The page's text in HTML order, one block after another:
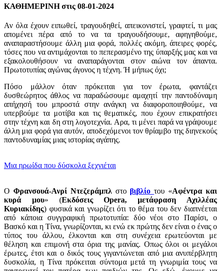
ΚΑΘΗΜΕΡΙΝΗ στις 08-01-2024
Αν όλα έχουν ειπωθεί, τραγουδηθεί, απεικονιστεί, γραφτεί, τι μας
απομένει πέρα από το να τα τραγουδήσουμε, αφηγηθούμε,
αναπαραστήσουμε άλλη μια φορά, πολλές ακόμη, άπειρες φορές,
τόσες που να αντιμάχονται το πεπερασμένο της ύπαρξής μας και να
εξακολουθήσουν να αναπαράγονται στον αιώνα τον άπαντα.
Πρωτοτυπίας αγώνας άγονος η τέχνη. Ή μήπως όχι;
Πόσο μάλλον όταν πρόκειται για τον έρωτα, φαντάζει
δυσθεώρητος άθλος να παραδώσουμε αμαχητί την παντοδύναμη
απήχησή του μπροστά στην ανάγκη να διαφοροποιηθούμε, να
υπερβούμε τα μοτίβα και τις θεματικές, που έχουν επικρατήσει
στην τέχνη και δη στη λογοτεχνία. Aρα, τι μένει παρά να γράψουμε
άλλη μια φορά για αυτόν, αποδεχόμενοι τον θρίαμβο της διηνεκούς
παντοδυναμίας μιας ιστορίας αγάπης.
Μια ηρωίδα που δύσκολα ξεχνιέται
Ο Φρανσουά-Ανρί Ντεζεράμπλ στοβιβλίοτου «Αφέντρα και
κυρά μου» (Εκδόσεις Opera, μετάφραση Αχιλλέας
Κυριακίδης) φυσικά και γνωρίζει ότι το θέμα του δεν διαπνέεται
από κάποια συγγραφική πρωτοτυπία: δύο νέοι στο Παρίσι, ο
Βασκό και η Τίνα, γνωρίζονται, κι ενώ εκ πρώτης δεν είναι ο ένας ο
τύπος του άλλου, έλκονται και στη συνέχεια ερωτεύονται με
θέληση και επιμονή στα όρια της μανίας. Οπως όλοι οι μεγάλοι
έρωτες, έτσι και ο δικός τους γιγαντώνεται από μια ανυπέρβλητη
δυσκολία, η Τίνα πρόκειται σύντομα μετά τη γνωριμία τους να